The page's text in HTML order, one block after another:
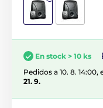
En stock > 10 ks
Pedidos a 10. 8.
21. 9.